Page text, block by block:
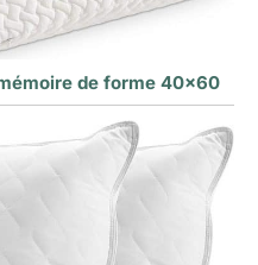
de forme 40×60